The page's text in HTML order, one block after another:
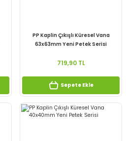
PP Kaplin Çıkışlı Küresel Vana
63x63mm Yeni Petek Serisi
719,90 TL
Sepete Ekle